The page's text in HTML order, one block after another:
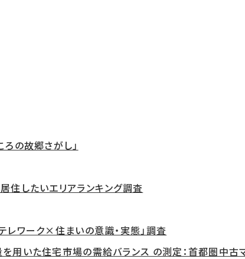
の故郷さがし」
住したいエリアランキング調査
レワーク×住まいの意識・実態」調査
用いた住宅市場の需給バランス の測定：首都圏中古